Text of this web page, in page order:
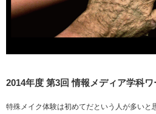
2014年度 第3回 情報メディア学科
特殊メイク体験は初めてだという人が多い